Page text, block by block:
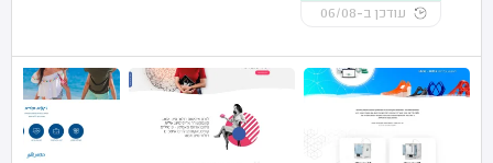
עודכן ב-06/08